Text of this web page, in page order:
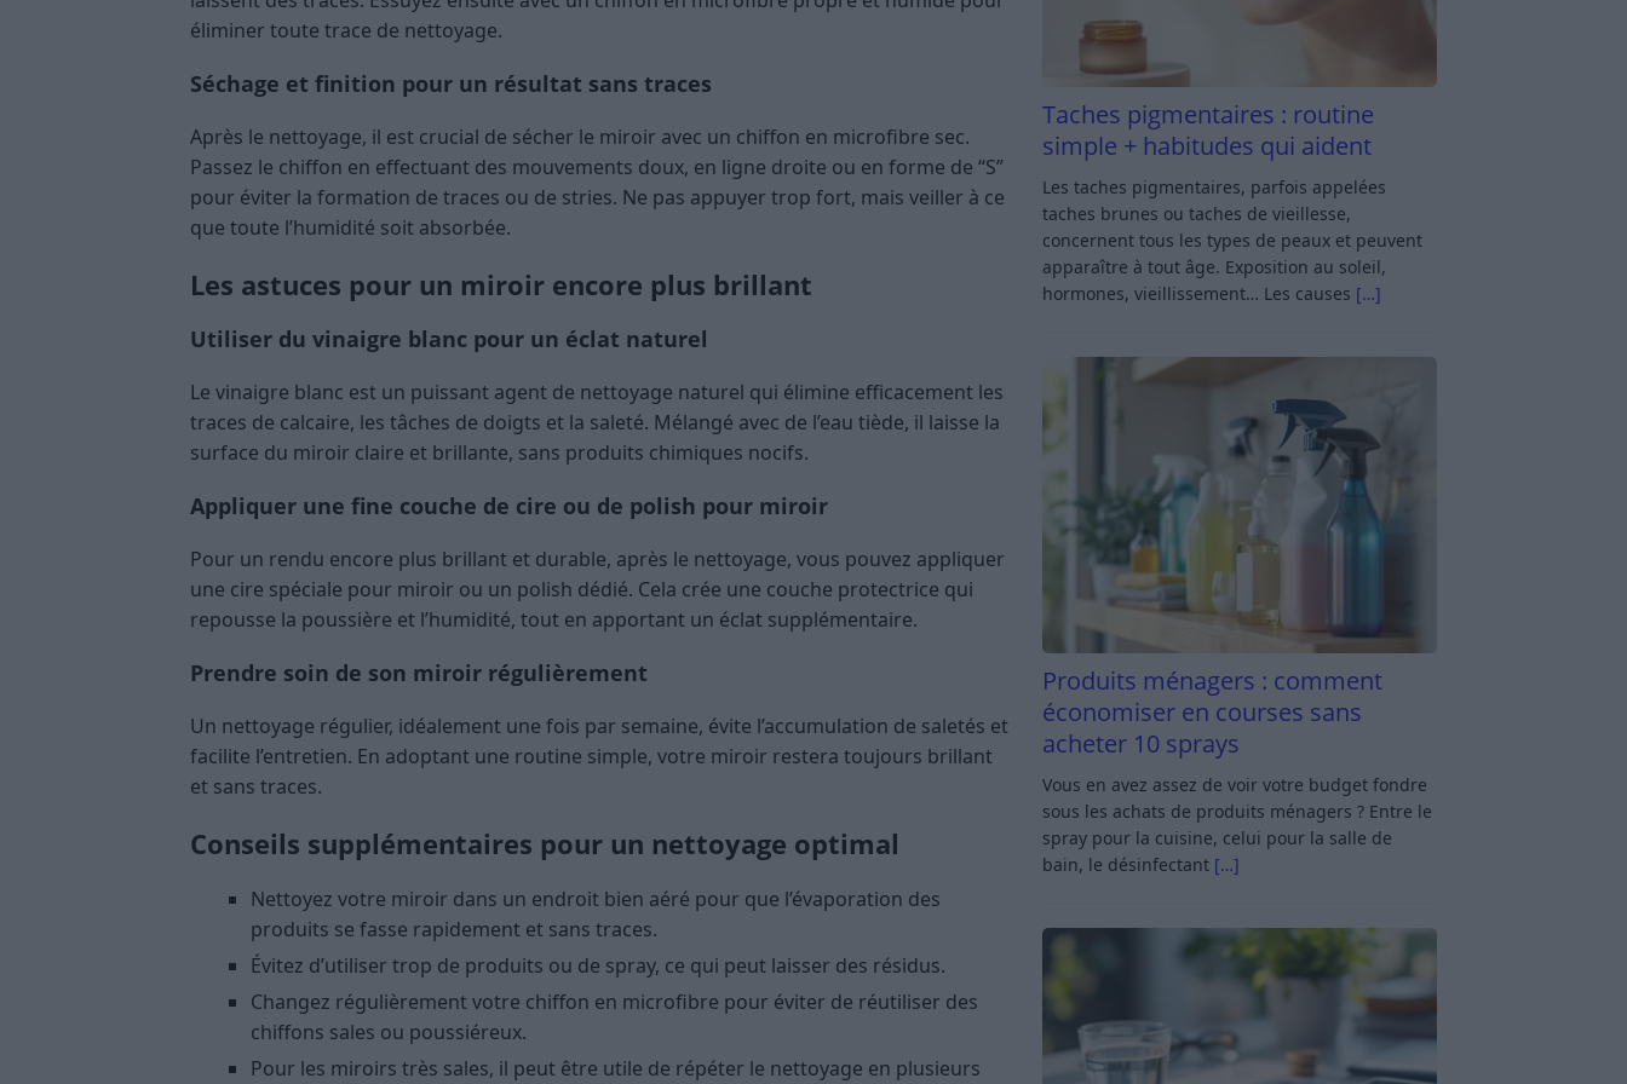
éliminer toute trace de nettoyage.
Séchage et finition pour un résultat sans traces
Après le nettoyage, il est crucial de sécher le miroir avec un chiffon en microfibre sec.
Passez le chiffon en effectuant des mouvements doux, en ligne droite ou en forme de “S”
pour éviter la formation de traces ou de stries. Ne pas appuyer trop fort, mais veiller à ce
que toute l’humidité soit absorbée.
Les astuces pour un miroir encore plus brillant
Utiliser du vinaigre blanc pour un éclat naturel
Le vinaigre blanc est un puissant agent de nettoyage naturel qui élimine efficacement les
traces de calcaire, les tâches de doigts et la saleté. Mélangé avec de l’eau tiède, il laisse la
surface du miroir claire et brillante, sans produits chimiques nocifs.
Appliquer une fine couche de cire ou de polish pour miroir
Pour un rendu encore plus brillant et durable, après le nettoyage, vous pouvez appliquer
une cire spéciale pour miroir ou un polish dédié. Cela crée une couche protectrice qui
repousse la poussière et l’humidité, tout en apportant un éclat supplémentaire.
Prendre soin de son miroir régulièrement
Un nettoyage régulier, idéalement une fois par semaine, évite l’accumulation de saletés et
facilite l’entretien. En adoptant une routine simple, votre miroir restera toujours brillant
et sans traces.
Conseils supplémentaires pour un nettoyage optimal
Nettoyez votre miroir dans un endroit bien aéré pour que l’évaporation des
produits se fasse rapidement et sans traces.
Évitez d’utiliser trop de produits ou de spray, ce qui peut laisser des résidus.
Changez régulièrement votre chiffon en microfibre pour éviter de réutiliser des
chiffons sales ou poussiéreux.
Pour les miroirs très sales, il peut être utile de répéter le nettoyage en plusieurs
Taches pigmentaires : routine
simple + habitudes qui aident
Les taches pigmentaires, parfois appelées
taches brunes ou taches de vieillesse,
concernent tous les types de peaux et peuvent
apparaître à tout âge. Exposition au soleil,
hormones, vieillissement… Les causes […]
Produits ménagers : comment
économiser en courses sans
acheter 10 sprays
Vous en avez assez de voir votre budget fondre
sous les achats de produits ménagers ? Entre le
spray pour la cuisine, celui pour la salle de
bain, le désinfectant […]